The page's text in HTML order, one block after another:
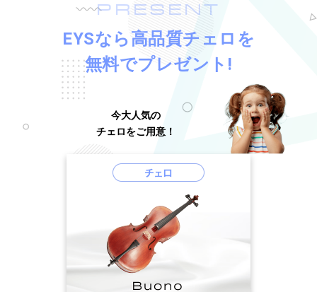
PRESENT
EYSなら高品質チェロを
無料でプレゼント!
今大人気の
チェロをご用意！